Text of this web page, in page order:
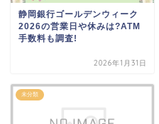
静岡銀行ゴールデンウィーク
2026の営業日や休みは?ATM
手数料も調査!
2026年1月31日
未分類